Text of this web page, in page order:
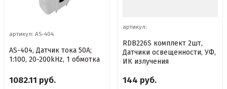
артикул: AS-404
AS-404, Датчик тока 50A;
1:100, 20-200kHz, 1 обмотка
1082.11 руб.
артикул:
RDB226S комплект 2шт,
Датчики освещенности, УФ,
ИК излучения
144 руб.